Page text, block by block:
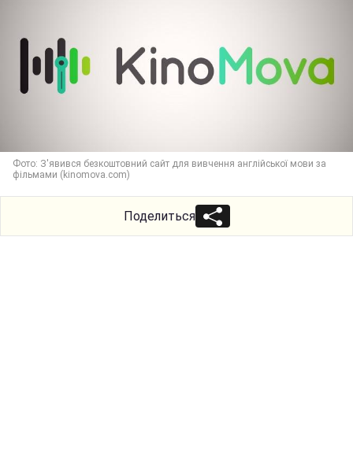
Фото: З'явився безкоштовний сайт для вивчення англійської мови за
фільмами (kinomova.com)
Поделиться